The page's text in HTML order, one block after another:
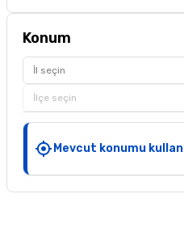
Konum
İl seçin
İlçe seçin
Mevcut konumu kullan